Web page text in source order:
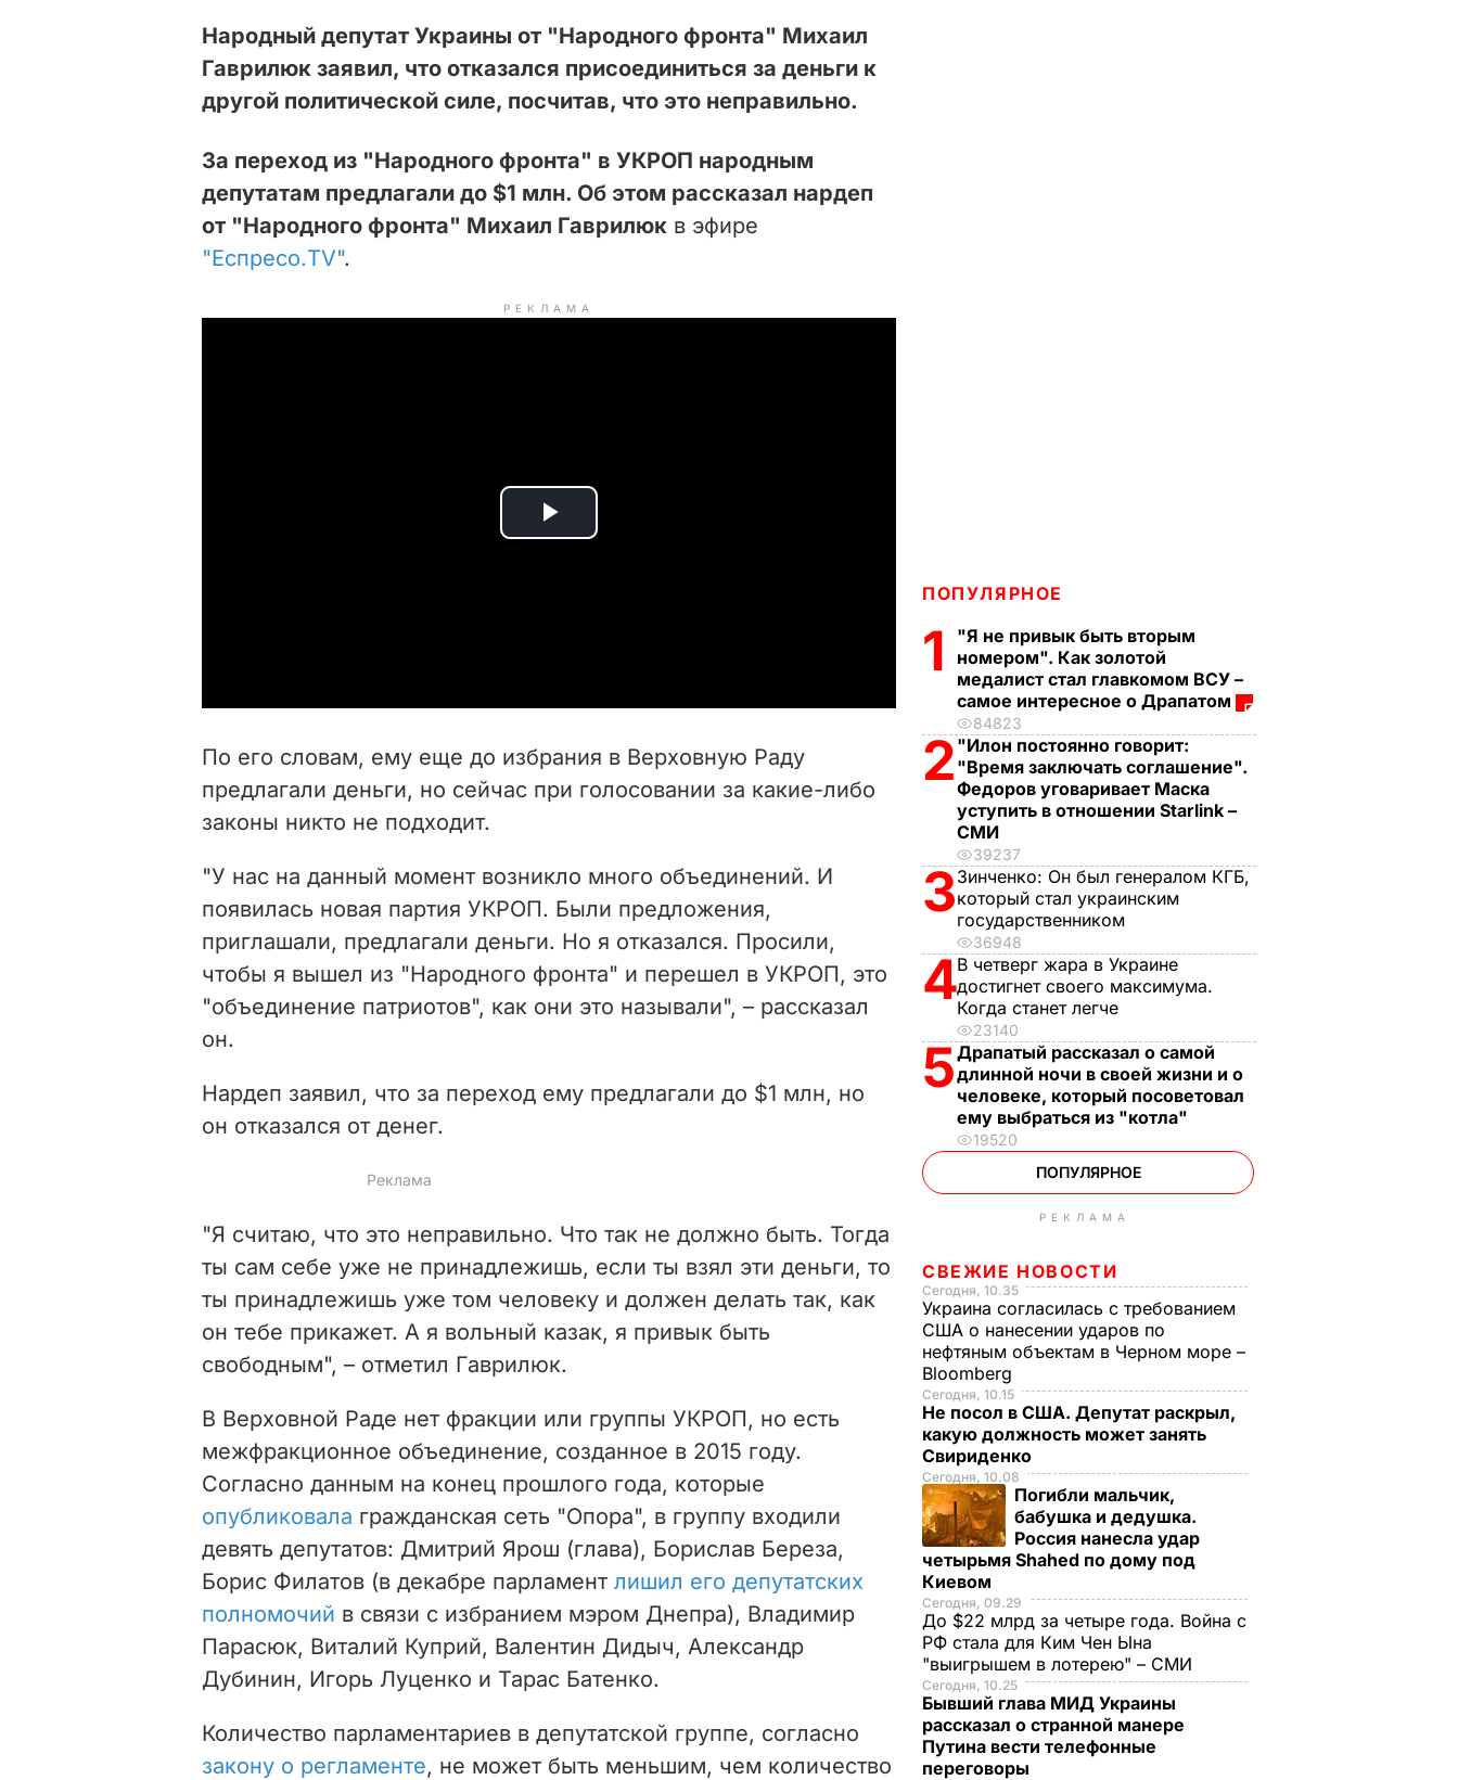
Народный депутат Украины от "Народного фронта" Михаил
Гаврилюк заявил, что отказался присоединиться за деньги к
другой политической силе, посчитав, что это неправильно.
За переход из "Народного фронта" в УКРОП народным
депутатам предлагали до $1 млн. Об этом рассказал нардеп
от "Народного фронта" Михаил Гаврилюк в эфире
"Еспресо.TV".
РЕКЛАМА
P
i
e
o
По его словам, ему еще до избрания в Верховную Раду
предлагали деньги, но сейчас при голосовании за какие-либо
законы никто не подходит.
"У нас на данный момент возникло много объединений. И
появилась новая партия УКРОП. Были предложения,
приглашали, предлагали деньги. Но я отказался. Просили,
чтобы я вышел из "Народного фронта" и перешел в УКРОП, это
"объединение патриотов", как они это называли", – рассказал
он.
Нардеп заявил, что за переход ему предлагали до $1 млн, но
он отказался от денег.
"Я считаю, что это неправильно. Что так не должно быть. Тогда
ты сам себе уже не принадлежишь, если ты взял эти деньги, то
ты принадлежишь уже том человеку и должен делать так, как
он тебе прикажет. А я вольный казак, я привык быть
свободным", – отметил Гаврилюк.
В Верховной Раде нет фракции или группы УКРОП, но есть
межфракционное объединение, созданное в 2015 году.
Согласно данным на конец прошлого года, которые
опубликовала гражданская сеть "Опора", в группу входили
девять депутатов: Дмитрий Ярош (глава), Борислав Береза,
Борис Филатов (в декабре парламент лишил его депутатских
полномочий в связи с избранием мэром Днепра), Владимир
Парасюк, Виталий Куприй, Валентин Дидыч, Александр
Дубинин, Игорь Луценко и Тарас Батенко.
Количество парламентариев в депутатской группе, согласно
закону о регламенте, не может быть меньшим, чем количество
ПОПУЛЯРНОЕ
1
"Я не привык быть вторым
номером". Как золотой
медалист стал главкомом ВСУ –
самое интересное о Драпатом
84823
2 "Илон постоянно говорит:
"Время заключать соглашение".
Федоров уговаривает Маска
уступить в отношении Starlink –
СМИ
39237
3Зинченко: Он был генералом КГБ,
который стал украинским
государственником
36948
4В четверг жара в Украине
достигнет своего максимума.
Когда станет легче
23140
5Драпатый рассказал о самой
длинной ночи в своей жизни и о
человеке, который посоветовал
ему выбраться из "котла"
19520
ПОПУЛЯРНОЕ
РЕКЛАМА
СВЕЖИЕ НОВОСТИ
Сегодня, 10.35
Украина согласилась с требованием
США о нанесении ударов по
нефтяным объектам в Черном море –
Bloomberg
Сегодня, 10.15
Не посол в США. Депутат раскрыл,
какую должность может занять
Свириденко
Сегодня, 10.08
Погибли мальчик,
бабушка и дедушка.
Россия нанесла удар
четырьмя Shahed по дому под
Киевом
Сегодня, 09.29
До $22 млрд за четыре года. Война с
РФ стала для Ким Чен Ына
"выигрышем в лотерею" – СМИ
Сегодня, 10.25
Бывший глава МИД Украины
рассказал о странной манере
Путина вести телефонные
переговоры